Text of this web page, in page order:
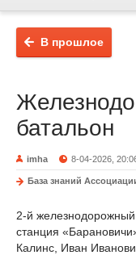
В прошлое
батальон
imha 8-04-2026,
База знаний
2-й железнодорожный
станция
Калинс, Иван